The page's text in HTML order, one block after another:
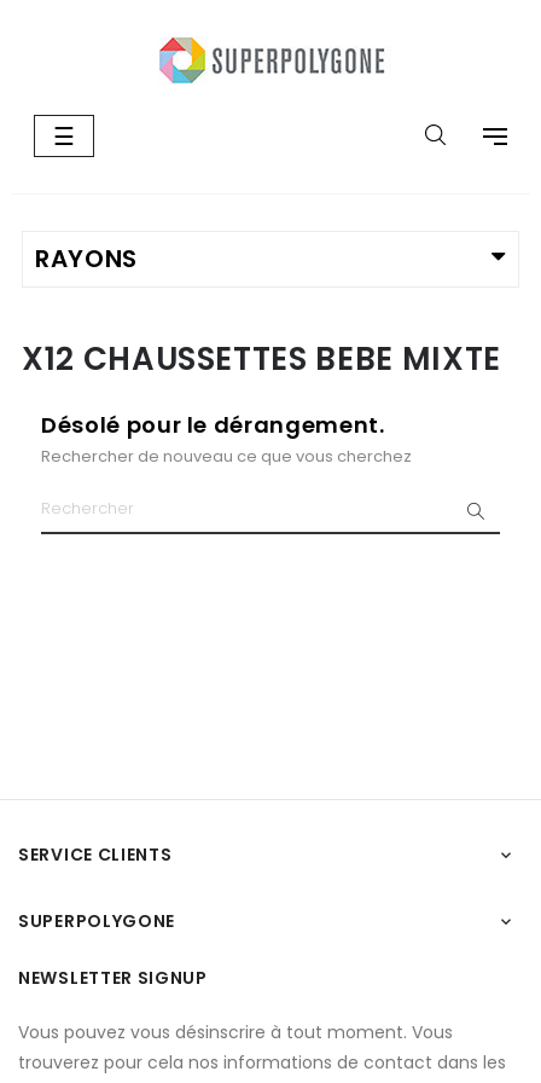
Basculer
la
☰
X12 CHAUSSETTES BEBE MIXTE
Désolé pour le dérangement.
Rechercher de nouveau ce que vous cherchez
SERVICE CLIENTS 
SUPERPOLYGONE 
NEWSLETTER SIGNUP
Vous pouvez vous désinscrire à tout moment. Vous
trouverez pour cela nos informations de contact dans les